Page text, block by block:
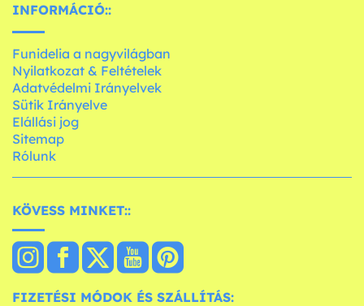
INFORMÁCIÓ::
Funidelia a nagyvilágban
Nyilatkozat & Feltételek
Adatvédelmi Irányelvek
Sütik Irányelve
Elállási jog
Sitemap
Rólunk
KÖVESS MINKET::
FIZETÉSI MÓDOK ÉS SZÁLLÍTÁS: